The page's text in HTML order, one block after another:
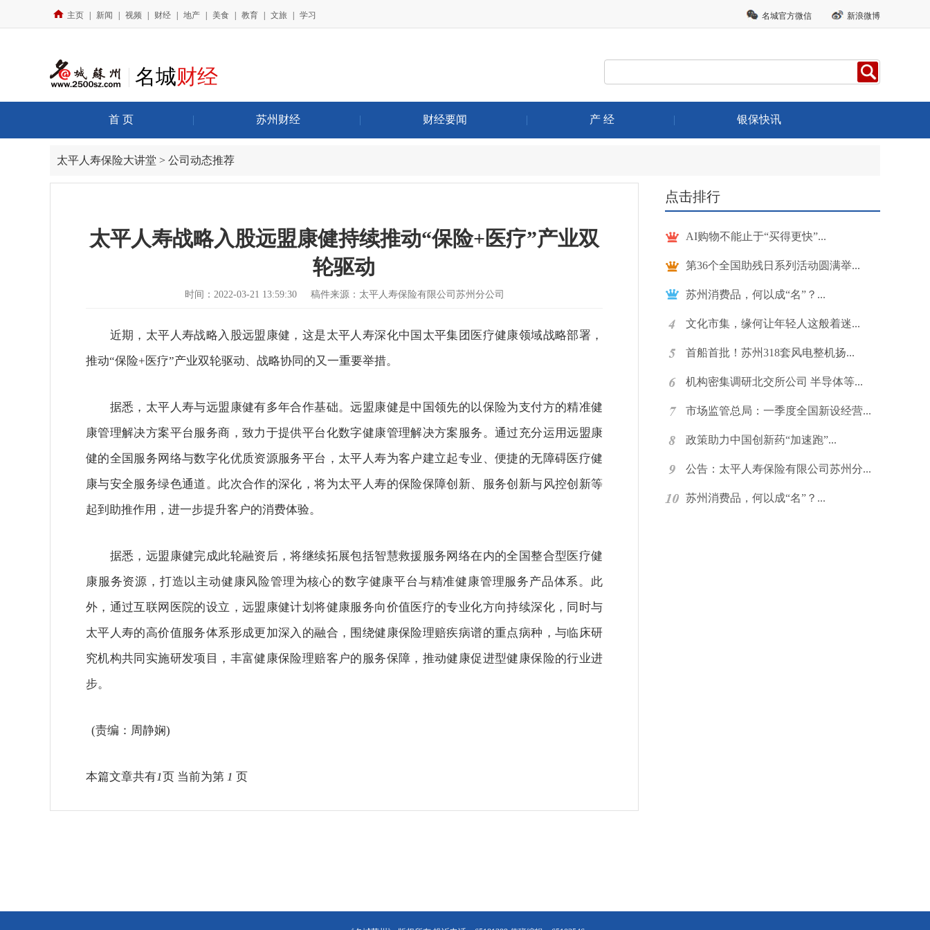
主页 新闻 视频 财经 地产 美食 教育 文旅 学习 名城官方微信 新浪微博
名城财经
首 页 | 苏州财经 | 财经要闻 | 产 经 | 银保快讯
太平人寿保险大讲堂 > 公司动态推荐
太平人寿战略入股远盟康健持续推动“保险+医疗”产业双
轮驱动
时间：2022-03-21 13:59:30 稿件来源：太平人寿保险有限公司苏州分公司
近期，太平人寿战略入股远盟康健，这是太平人寿深化中国太平集团医疗健康领域战略部署，
推动“保险+医疗”产业双轮驱动、战略协同的又一重要举措。
据悉，太平人寿与远盟康健有多年合作基础。远盟康健是中国领先的以保险为支付方的精准健
康管理解决方案平台服务商，致力于提供平台化数字健康管理解决方案服务。通过充分运用远盟康
健的全国服务网络与数字化优质资源服务平台，太平人寿为客户建立起专业、便捷的无障碍医疗健
康与安全服务绿色通道。此次合作的深化，将为太平人寿的保险保障创新、服务创新与风控创新等
起到助推作用，进一步提升客户的消费体验。
据悉，远盟康健完成此轮融资后，将继续拓展包括智慧救援服务网络在内的全国整合型医疗健
康服务资源，打造以主动健康风险管理为核心的数字健康平台与精准健康管理服务产品体系。此
外，通过互联网医院的设立，远盟康健计划将健康服务向价值医疗的专业化方向持续深化，同时与
太平人寿的高价值服务体系形成更加深入的融合，围绕健康保险理赔疾病谱的重点病种，与临床研
究机构共同实施研发项目，丰富健康保险理赔客户的服务保障，推动健康促进型健康保险的行业进
步。
(责编：周静娴)
本篇文章共有1页 当前为第 1 页
点击排行
AI购物不能止于“买得更快”...
第36个全国助残日系列活动圆满举...
苏州消费品，何以成“名”？...
文化市集，缘何让年轻人这般着迷...
首船首批！苏州318套风电整机扬...
机构密集调研北交所公司 半导体等...
市场监管总局：一季度全国新设经营...
政策助力中国创新药“加速跑”...
公告：太平人寿保险有限公司苏州分...
苏州消费品，何以成“名”？...